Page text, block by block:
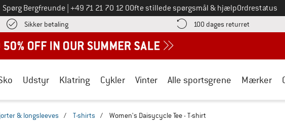
Spørg Bergfreunde Ring til os på
+49 71 21 70 12 0Ofte stillede spørgsmål & hjælpOrdrestatus
Sikker betalingFind betalingsoplysningerne her! Åbnes i en infoboks
100 dages returret Gå til
Udstyr Klatring Cykler Vinter Alle sportsgrene Mærker
& longsleeves / T-shirts / Women's Daisycycle Tee - T-shirt